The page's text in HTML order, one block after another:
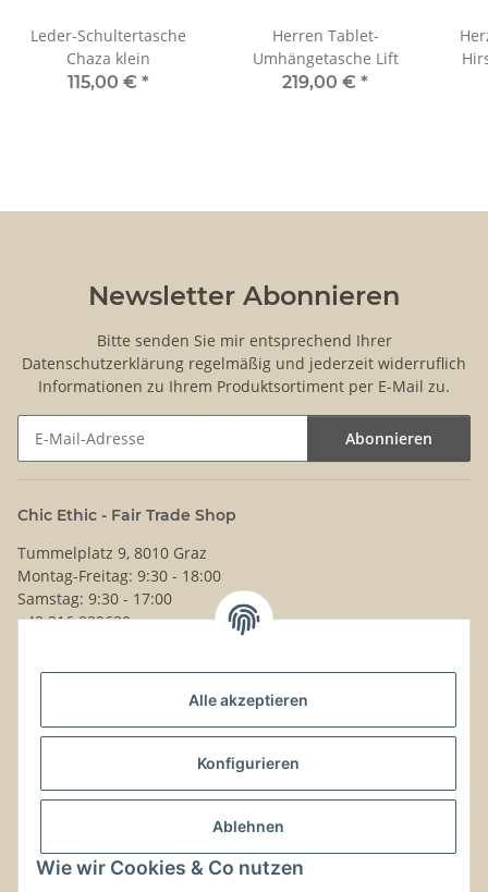
Alle akzeptieren
Konfigurieren
Ablehnen
Wie wir Cookies & Co nutzen
Leder-Schultertasche
Chaza klein
115,00 € *
Herren Tablet-
Umhängetasche Lift
219,00 € *
Newsletter Abonnieren
Bitte senden Sie mir entsprechend Ihrer
Datenschutzerklärung regelmäßig und jederzeit widerruflich
Informationen zu Ihrem Produktsortiment per E-Mail zu.
Abonnieren
Chic Ethic - Fair Trade Shop
Tummelplatz 9, 8010 Graz
Montag-Freitag: 9:30 - 18:00
Samstag: 9:30 - 17:00
+43 316 832630
Kontaktinformationen